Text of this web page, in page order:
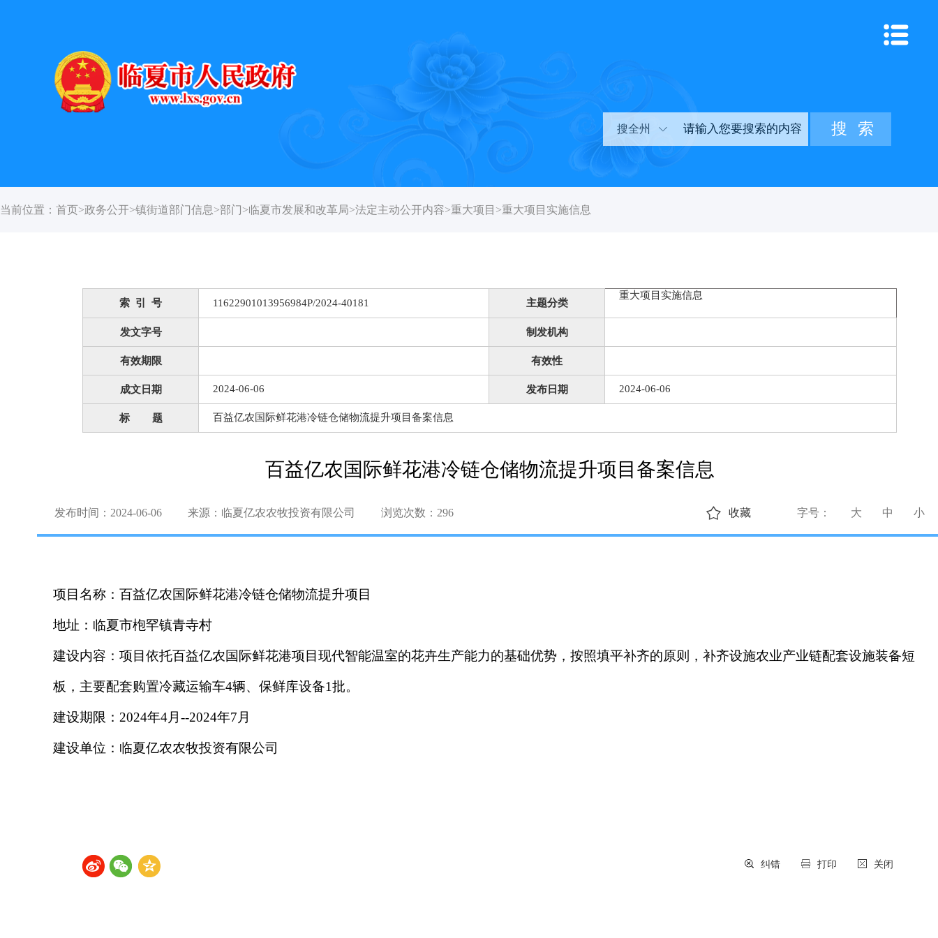
搜全州
当前位置： 首页>政务公开>镇街道部门信息>部门>临夏市发展和改革局>法定主动公开内容>重大项目 >重大项目实施信息
索 引 号 11622901013956984P/2024-40181 主题分类
重大项目实施信息
发文字号 制发机构
有效期限 有效性
成文日期 2024-06-06 发布日期 2024-06-06
标 题 百益亿农国际鲜花港冷链仓储物流提升项目备案信息
百益亿农国际鲜花港冷链仓储物流提升项目备案信息
发布时间：2024-06-06 来源：临夏亿农农牧投资有限公司 浏览次数： 296 字号： 大 中 小
收藏
项目名称：百益亿农国际鲜花港冷链仓储物流提升项目
地址： 临夏市枹罕镇青寺村
建设内容：项目依托百益亿农国际鲜花港项目现代智能温室的花卉生产能力的基础优势，按照填平补齐的原则，补齐设施农业产业链配套设施装备短
板，主要配套购置冷藏运输车4辆、保鲜库设备1批。
建设期限： 2024年4月--2024年7 月
建设单位： 临夏亿农农牧投资有限公司
关闭
打印
纠错